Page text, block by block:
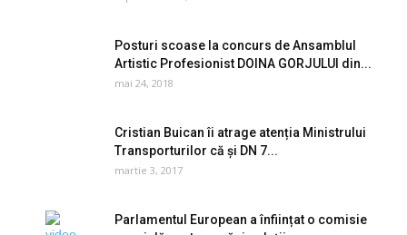
Posturi scoase la concurs de Ansamblul
Artistic Profesionist DOINA GORJULUI din...
mai 24, 2018
Cristian Buican îi atrage atenția Ministrului
Transporturilor că și DN 7...
martie 3, 2017
Parlamentul European a înființat o comisie